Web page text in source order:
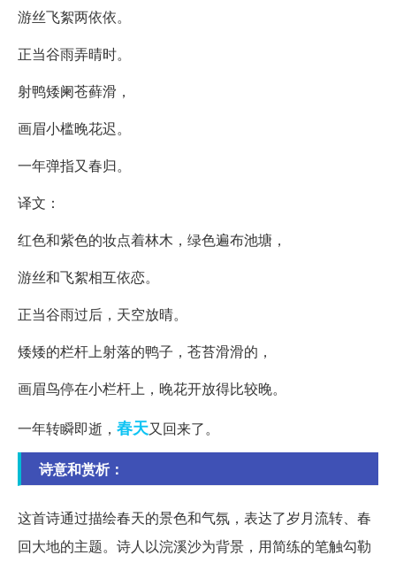
游丝飞絮两依依。
正当谷雨弄晴时。
射鸭矮阑苍藓滑，
画眉小槛晚花迟。
一年弹指又春归。
译文：
红色和紫色的妆点着林木，绿色遍布池塘，
游丝和飞絮相互依恋。
正当谷雨过后，天空放晴。
矮矮的栏杆上射落的鸭子，苍苔滑滑的，
画眉鸟停在小栏杆上，晚花开放得比较晚。
一年转瞬即逝， 春天又回来了。
诗意和赏析：
这首诗通过描绘春天的景色和气氛，表达了岁月流转、春
回大地的主题。诗人以浣溪沙为背景，用简练的笔触勾勒